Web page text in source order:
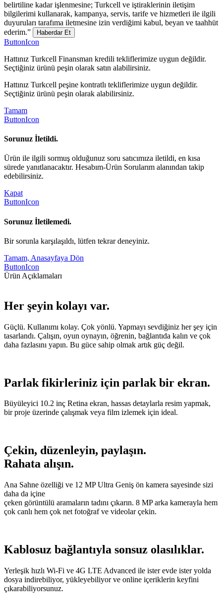
belirtiline kadar işlenmesine; Turkcell ve iştiraklerinin iletişim
bilgilerimi kullanarak, kampanya, servis, tarife ve hizmetleri ile ilgili
duyuruları tarafıma iletmesine izin verdiğimi kabul, beyan ve taahhüt
ederim.”
Haberdar Et
ButtonIcon
Hattınız Turkcell Finansman kredili tekliflerimize uygun değildir.
Seçtiğiniz ürünü peşin olarak satın alabilirsiniz.
Hattınız Turkcell peşine kontratlı tekliflerimize uygun değildir.
Seçtiğiniz ürünü peşin olarak alabilirsiniz.
Tamam
ButtonIcon
Sorunuz İletildi.
Ürün ile ilgili sormuş olduğunuz soru satıcımıza iletildi, en kısa
sürede yanıtlanacaktır. Hesabım-Ürün Sorularım alanından takip
edebilirsiniz.
Kapat
ButtonIcon
Sorunuz İletilemedi.
Bir sorunla karşılaşıldı, lütfen tekrar deneyiniz.
Tamam, Anasayfaya Dön
ButtonIcon
Ürün Açıklamaları
Her şeyin kolayı var.
Güçlü. Kullanımı kolay. Çok yönlü. Yapmayı sevdiğiniz her şey için
tasarlandı. Çalışın, oyun oynayın, öğrenin, bağlantıda kalın ve çok
daha fazlasını yapın. Bu güce sahip olmak artık güç değil.
Parlak fikirleriniz için parlak bir ekran.
Büyüleyici 10.2 inç Retina ekran, hassas detaylarla resim yapmak,
bir proje üzerinde çalışmak veya film izlemek için ideal.
Çekin, düzenleyin, paylaşın.
Rahata alışın.
Ana Sahne özelliği ve 12 MP Ultra Geniş ön kamera sayesinde sizi
daha da içine
çeken görüntülü aramaların tadını çıkarın. 8 MP arka kamerayla hem
çok canlı hem çok net fotoğraf ve videolar çekin.
Kablosuz bağlantıyla sonsuz olasılıklar.
Yerleşik hızlı Wi-Fi ve 4G LTE Advanced ile ister evde ister yolda
dosya indirebiliyor, yükleyebiliyor ve online içeriklerin keyfini
çıkarabiliyorsunuz.